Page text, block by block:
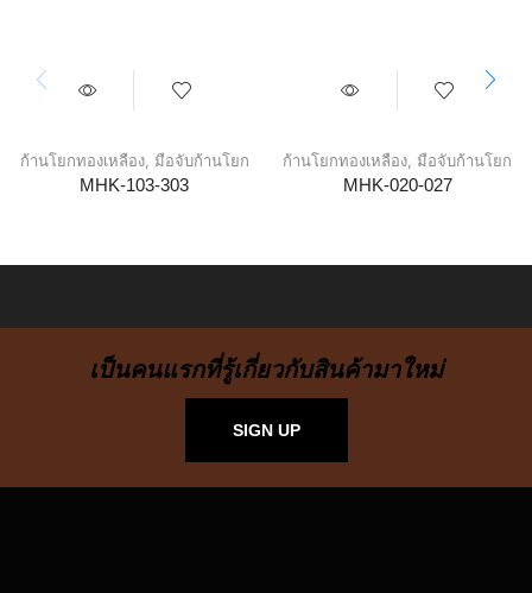
ก้านโยกทองเหลือง, มือจับก้านโยก
MHK-103-303
ก้านโยกทองเหลือง, มือจับก้านโยก
MHK-020-027
เป็นคนแรกที่รู้เกี่ยวกับสินค้ามาใหม่
SIGN UP